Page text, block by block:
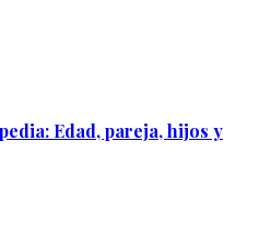
Edad, pareja, hijos y